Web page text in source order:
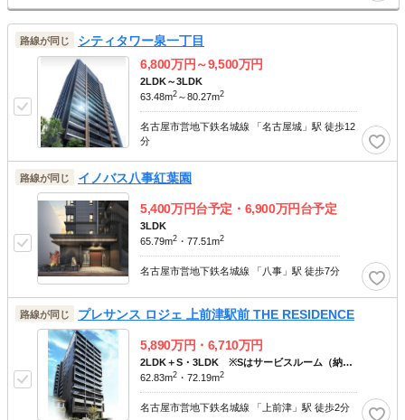
路線が同じ
シティタワー泉一丁目
6,800万円～9,500万円
2LDK～3LDK
63.48m2 ～80.27m2
名古屋市営地下鉄名城線 「名古屋城」駅 徒歩12
分
路線が同じ イノバス八事紅葉園
5,400万円台予定・ 6,900万円台予定
3LDK
65.79m2 ・77.51m2
名古屋市営地下鉄名城線 「八事」駅 徒歩7分
路線が同じ プレサンス ロジェ 上前津駅前 THE RESIDENCE
5,890万円・ 6,710万円
2LDK＋S・3LDK ※Sはサービスルーム（納
戸）です。
62.83m2 ・72.19m2
名古屋市営地下鉄名城線 「上前津」駅 徒歩2分